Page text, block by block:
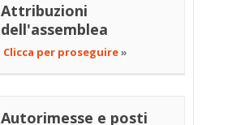
Attribuzioni
dell'assemblea
Clicca per proseguire»
Autorimesse e posti